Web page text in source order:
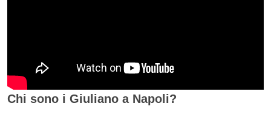
Chi sono i Giuliano a Napoli?